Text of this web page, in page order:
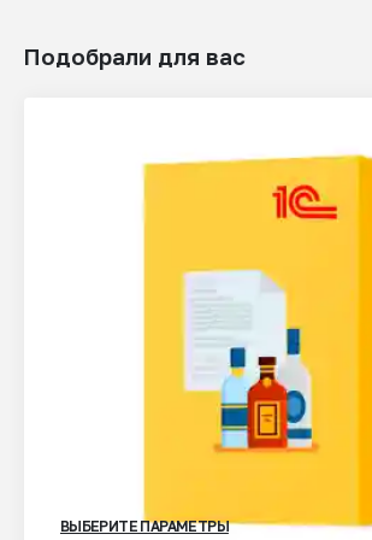
на
Подобрали для вас
ВЫБЕРИТЕ ПАРАМЕТРЫ